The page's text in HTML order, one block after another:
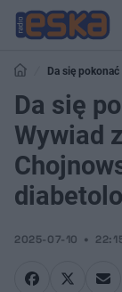
Da się
diabetologii w
Da się
Wywiad
2025-07-10